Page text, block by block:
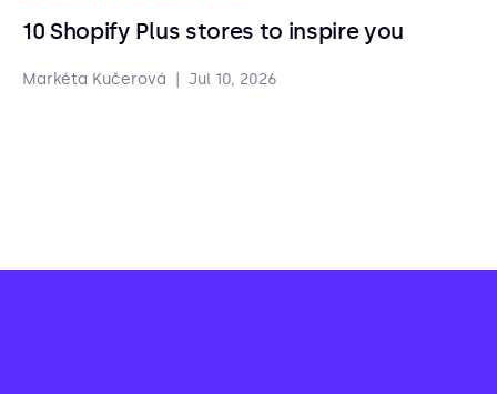
10 Shopify Plus stores to inspire you
Markéta Kučerová Jul 10, 2026